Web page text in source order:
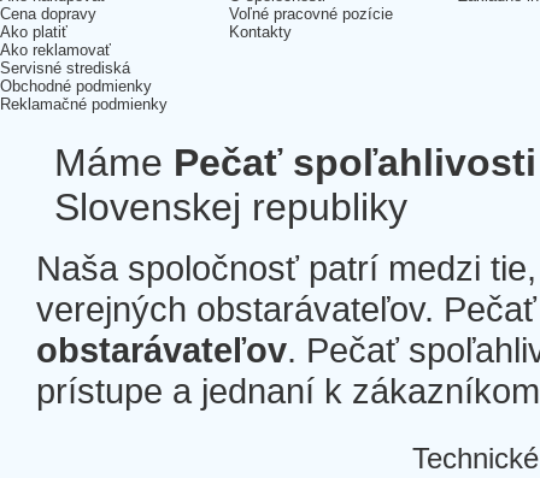
Cena dopravy
Ako platiť
Ako reklamovať
Servisné strediská
Obchodné podmienky
Reklamačné podmienky
Voľné pracovné pozície
Kontakty
Máme Pečať spoľahlivosti
Slovenskej republiky
Naša spoločnosť patrí medzi
verejných obstarávateľov.
obstarávateľov. Pečať
prístupe a jednaní k